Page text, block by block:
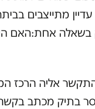
מתייצבים
בשאלה אחת:האם
התקשר אליה הרכז
בתיק מכתב